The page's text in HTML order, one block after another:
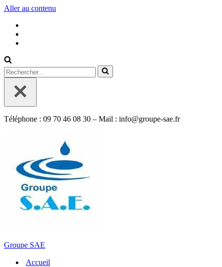
Aller au contenu
Rechercher...
Téléphone : 09 70 46 08 30 – Mail : info@groupe-sae.fr
Groupe SAE
Accueil